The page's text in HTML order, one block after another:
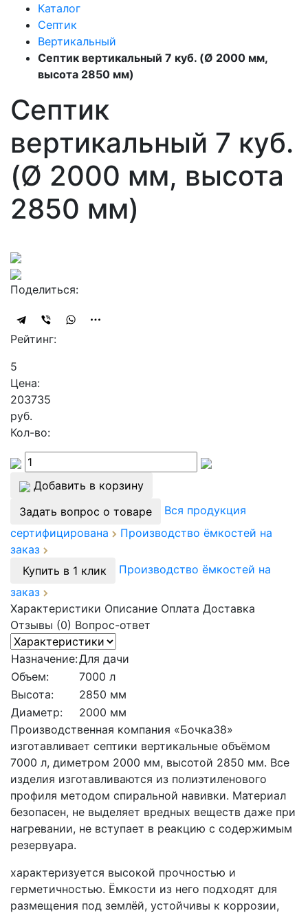
Каталог
Септик
Вертикальный
Септик вертикальный 7 куб. (Ø 2000 мм,
высота 2850 мм)
Септик
вертикальный 7 куб.
(Ø 2000 мм, высота
2850 мм)
Поделиться:
Рейтинг:
5
Цена:
203735
руб.
Кол-во:
Добавить в корзину
Задать вопрос о товаре
Вся продукция
сертифицирована
Производство ёмкостей на
заказ
Купить в 1 клик
Производство ёмкостей на
заказ
Характеристики Описание Оплата Доставка
Отзывы (0) Вопрос-ответ
Назначение:Для дачи
Объем:
7000 л
Высота:
2850 мм
Диаметр:
2000 мм
Производственная компания «Бочка38»
изготавливает септики вертикальные объёмом
7000 л, диметром 2000 мм, высотой 2850 мм. Все
изделия изготавливаются из полиэтиленового
профиля методом спиральной навивки. Материал
безопасен, не выделяет вредных веществ даже при
нагревании, не вступает в реакцию с содержимым
резервуара.
характеризуется высокой прочностью и
герметичностью. Ёмкости из него подходят для
размещения под землёй, устойчивы к коррозии,